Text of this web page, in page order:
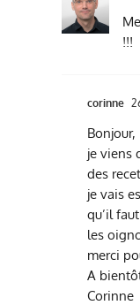
!!!
corinne
Bonjour,
je viens
des
je vais
qu’il
les
merci
A
Corinne